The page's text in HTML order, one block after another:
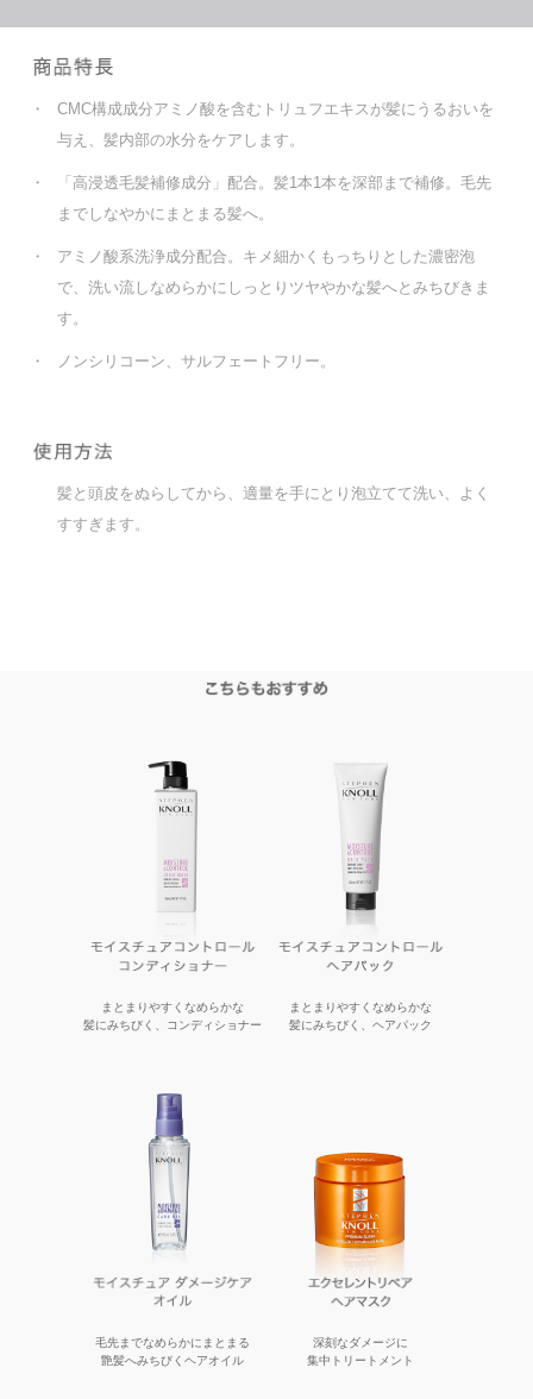
・
CMC構成成分アミノ酸を含むトリュフエキスが髪にうるおいを
与え、髪内部の水分をケアします。
・
「高浸透毛髪補修成分」配合。髪1本1本を深部まで補修。毛先
までしなやかにまとまる髪へ。
・
アミノ酸系洗浄成分配合。キメ細かくもっちりとした濃密泡
で、洗い流しなめらかにしっとりツヤやかな髪へとみちびきま
す。
・ ノンシリコーン、サルフェートフリー。
髪と頭皮をぬらしてから、適量を手にとり泡立てて洗い、よく
すすぎます。
まとまりやすくなめらかな
髪にみちびく、コンディショナー
まとまりやすくなめらかな
髪にみちびく、ヘアパック
毛先までなめらかにまとまる
艶髪へみちびくヘアオイル
深刻なダメージに
集中トリートメント